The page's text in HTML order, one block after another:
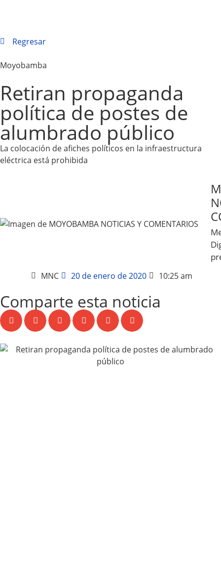
Regresar
Moyobamba
Retiran propaganda
política de postes de
alumbrado público
La colocación de afiches políticos en la infraestructura
eléctrica está prohibida
MNC 20 de enero de 2020 10:25 am
Comparte esta noticia